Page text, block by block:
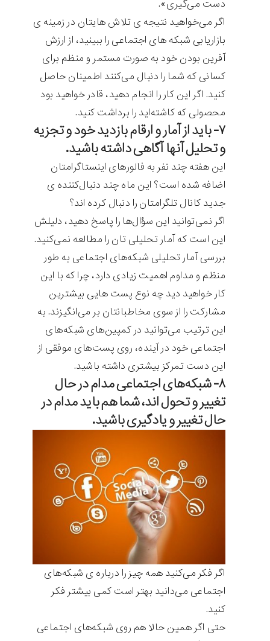
دست می‌گیری».
اگر می‌خواهید نتیجه ی تلاش هایتان در زمینه ی
بازاریابی شبکه های اجتماعی را ببینید، از ارزش
آفرین بودن خود به صورت مستمر و منظم برای
کسانی که شما را دنبال می‌کنند اطمینان حاصل
کنید. اگر این کار را انجام دهید، قادر خواهید بود
محصولی که کاشته‌اید را برداشت کنید.
۷- باید از آمار و ارقام بازدید خود و تجزیه
و تحلیل آنها آگاهی داشته باشید.
این هفته چند نفر به فالور‌های اینستاگرامتان
اضافه شده است؟ این ماه چند دنبال‌کننده ی
جدید کانال تلگرامتان را دنبال کرده اند؟
اگر نمی‌توانید این سؤال‌ها را پاسخ دهید، دلیلش
این است که آمار تحلیلی تان را مطالعه نمی‌کنید.
بررسی آمار تحلیلی شبکه‌های اجتماعی به طور
منظم و مداوم اهمیت زیادی دارد، چرا که با این
کار خواهید دید چه نوع پست هایی بیشترین
مشارکت را از سوی مخاطبانتان بر می‌انگیزند. به
این ترتیب می‌توانید در کمپین‌های شبکه‌های
اجتماعی خود در آینده، روی پست‌های موفقی از
این دست تمرکز بیشتری داشته باشید.
۸- شبکه‌های اجتماعی مدام در حال
تغییر و تحول اند، شما هم باید مدام در
حال تغییر و یادگیری باشید.
اگر فکر می‌کنید همه چیز را درباره ی شبکه‌های
اجتماعی می‌دانید بهتر است کمی بیشتر فکر
کنید.
حتی اگر همین حالا هم روی شبکه‌های اجتماعی